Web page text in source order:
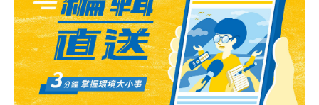
西罹癌率增四倍吳東融是雲林台西人，七年內有四位家人
相繼罹癌過逝，家族承受極大的壓力。「接下來，誰會得
癌症死掉？」吳東融問。另一位雲林台西的鄉民吳日輝問
「雲林縣人還要犧牲多少人，中央政府地方政府才願意解
決六輕污染的問題？」以往要提告時，台塑就會指稱，罹
病的因素很多，不能確定是台塑六輕造成